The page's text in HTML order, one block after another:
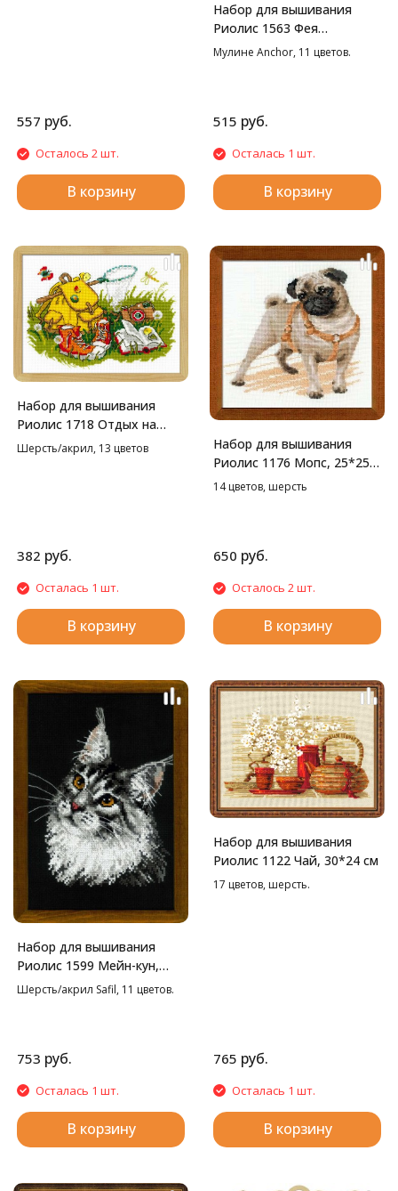
557 руб.
Осталось 2 шт.
В корзину
Набор для вышивания
Риолис 1563 Фея
солнечного дня, 15*20 см
Мулине Anchor, 11 цветов.
515 руб.
Осталась 1 шт.
В корзину
Набор для вышивания
Риолис 1718 Отдых на
траве, 24*18 см
Шерсть/акрил, 13 цветов
382 руб.
Осталась 1 шт.
В корзину
Набор для вышивания
Риолис 1176 Мопс, 25*25
см
14 цветов, шерсть
650 руб.
Осталось 2 шт.
В корзину
Набор для вышивания
Риолис 1599 Мейн-кун,
21*30 см
Шерсть/акрил Safil, 11 цветов.
753 руб.
Осталась 1 шт.
В корзину
Набор для вышивания
Риолис 1122 Чай, 30*24 см
17 цветов, шерсть.
765 руб.
Осталась 1 шт.
В корзину